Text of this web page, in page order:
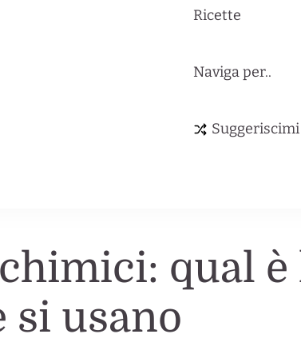
Ricette
Naviga per..
qual è
si usano